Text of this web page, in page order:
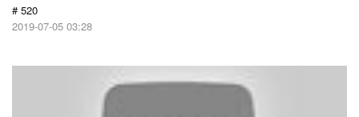
# 520
2019-07-05 03:28